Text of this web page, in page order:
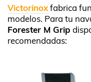
Victorinoxfabrica
modelos. Para tu
Forester M Grip
recomendadas: